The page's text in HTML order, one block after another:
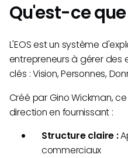
Qu'est-ce que
L'EOS est un système
entrepreneurs à gérer des
clés : Vision, Personnes,
Créé par Gino Wickman,
direction en fournissant :
Structure claire :
commerciaux